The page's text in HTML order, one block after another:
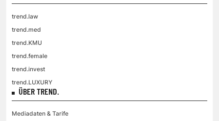
trend.law
trend.med
trend.KMU
trend.female
trend.invest
trend.LUXURY
ÜBER TREND.
Mediadaten & Tarife